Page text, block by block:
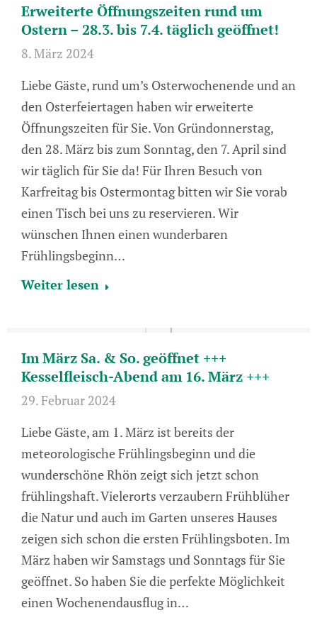
Erweiterte Öffnungszeiten rund um
Ostern – 28.3. bis 7.4. täglich geöffnet!
8. März 2024
Liebe Gäste, rund um’s Osterwochenende und an
den Osterfeiertagen haben wir erweiterte
Öffnungszeiten für Sie. Von Gründonnerstag,
den 28. März bis zum Sonntag, den 7. April sind
wir täglich für Sie da! Für Ihren Besuch von
Karfreitag bis Ostermontag bitten wir Sie vorab
einen Tisch bei uns zu reservieren. Wir
wünschen Ihnen einen wunderbaren
Frühlingsbeginn…
Weiter lesen
Im März Sa. & So. geöffnet +++
Kesselfleisch-Abend am 16. März +++
29. Februar 2024
Liebe Gäste, am 1. März ist bereits der
meteorologische Frühlingsbeginn und die
wunderschöne Rhön zeigt sich jetzt schon
frühlingshaft. Vielerorts verzaubern Frühblüher
die Natur und auch im Garten unseres Hauses
zeigen sich schon die ersten Frühlingsboten. Im
März haben wir Samstags und Sonntags für Sie
geöffnet. So haben Sie die perfekte Möglichkeit
einen Wochenendausflug in…